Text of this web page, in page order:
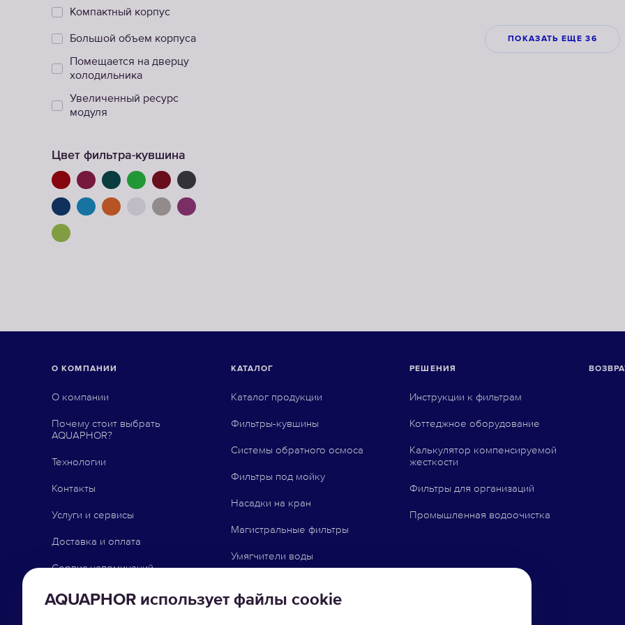
Компактный корпус
Большой объем корпуса
Помещается на дверцу
холодильника
Увеличенный ресурс
модуля
Цвет фильтра-кувшина
ПОКАЗАТЬ ЕЩЕ 36
AQUAPHOR использует файлы cookie
О КОМПАНИИ
О компании
Почему стоит выбрать
AQUAPHOR?
Технологии
Контакты
Услуги и сервисы
Доставка и оплата
Сервис напоминаний
Точки продаж партнеров
КАТАЛОГ
Каталог продукции
Фильтры-кувшины
Системы обратного осмоса
Фильтры под мойку
Насадки на кран
Магистральные фильтры
Умягчители воды
Сопутствующие товары
РЕШЕНИЯ
Инструкции к фильтрам
Коттеджное оборудование
Калькулятор компенсируемой
жесткости
Фильтры для организаций
Промышленная водоочистка